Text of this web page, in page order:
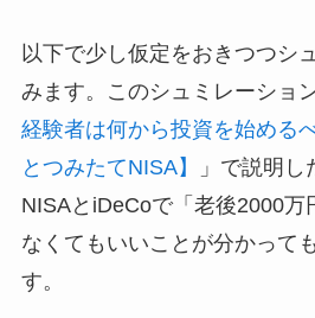
以下で少し仮定をおきつつシ
みます。このシュミレーショ
経験者は何から投資を始める
とつみたてNISA】
」で説明
NISAとiDeCoで「老後2000万
なくてもいいことが分かって
す。